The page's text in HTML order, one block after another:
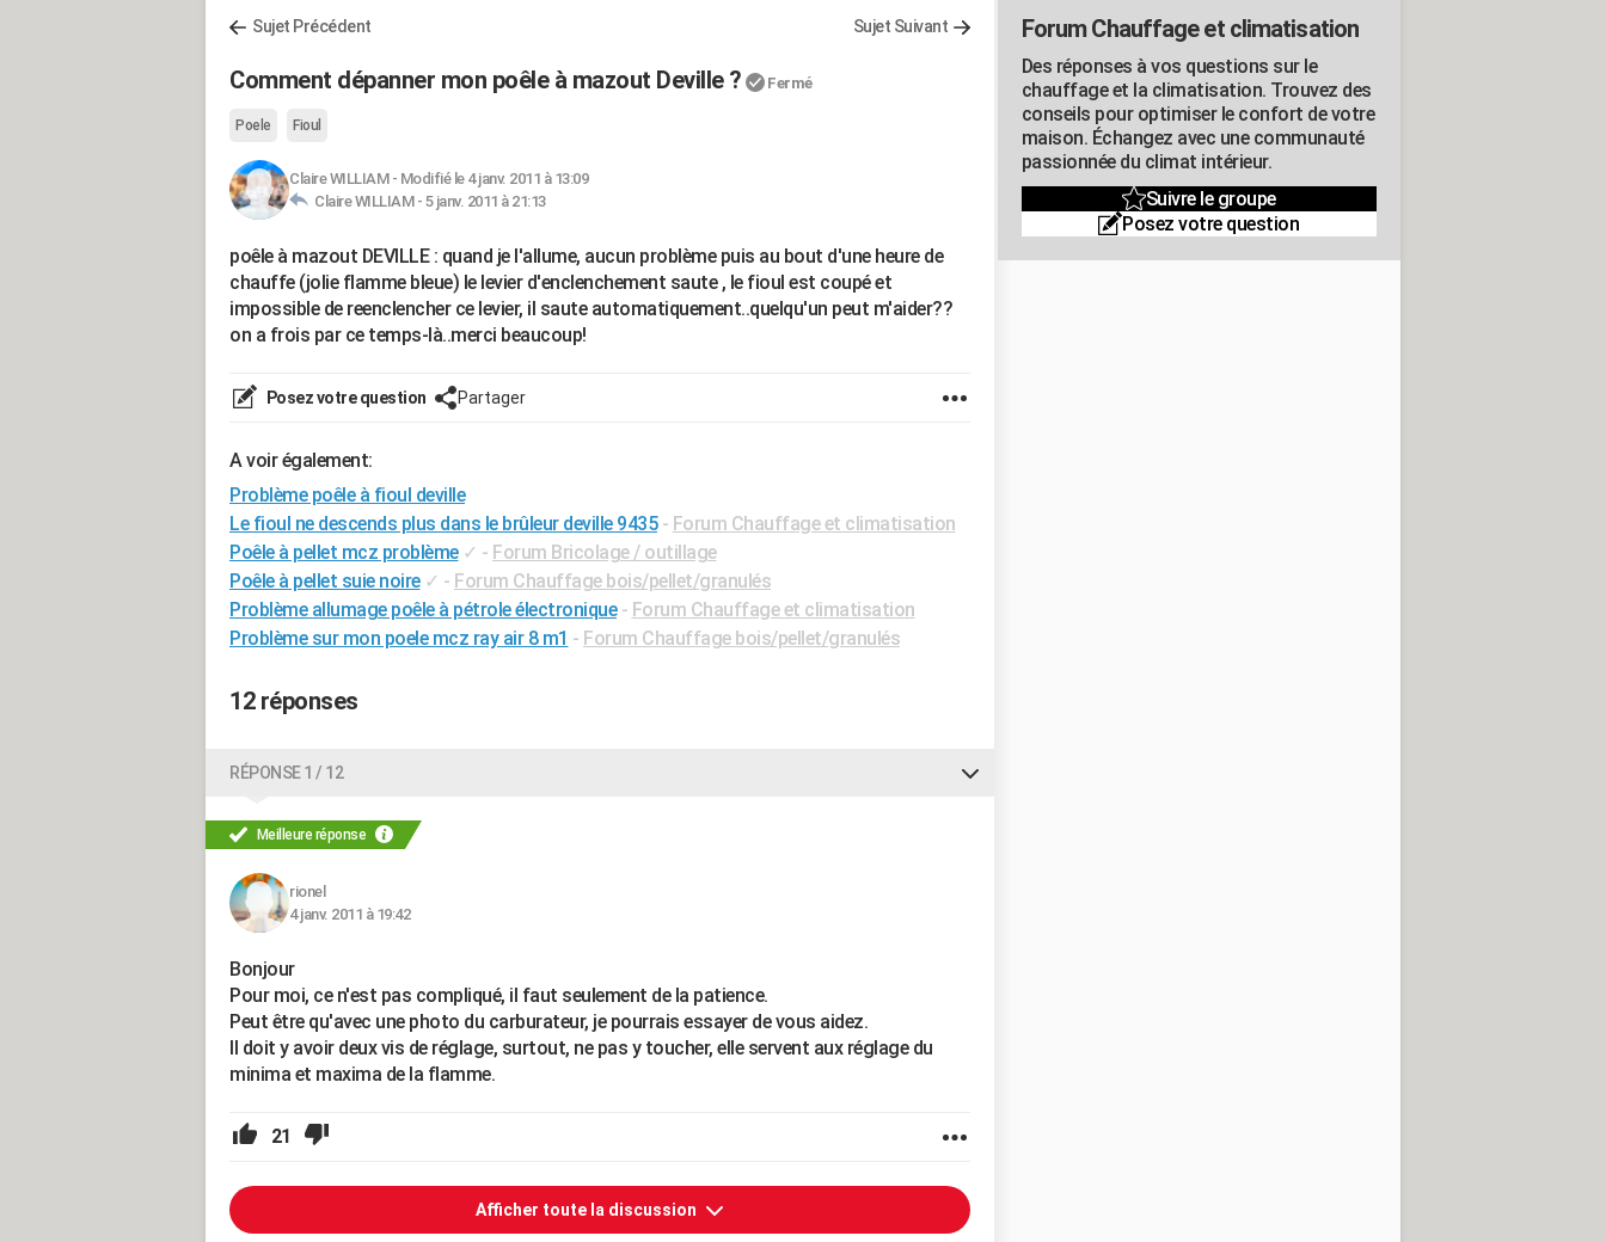
Sujet Précédent Sujet Suivant
Comment dépanner mon poêle à mazout Deville ? Fermé
Poele Fioul
Claire WILLIAM- Modifié le 4 janv. 2011 à 13:09
Claire WILLIAM - 5 janv. 2011 à 21:13
poêle à mazout DEVILLE : quand je l'allume, aucun problème puis au bout d'une heure de
chauffe (jolie flamme bleue) le levier d'enclenchement saute , le fioul est coupé et
impossible de reenclencher ce levier, il saute automatiquement..quelqu'un peut m'aider??
on a frois par ce temps-là..merci beaucoup!
Posez votre question Partager
A voir également:
Problème poêle à fioul deville
Le fioul ne descends plus dans le brûleur deville 9435 - Forum Chauffage et climatisation
Poêle à pellet mcz problème ✓ - Forum Bricolage / outillage
Poêle à pellet suie noire ✓ - Forum Chauffage bois/pellet/granulés
Problème allumage poêle à pétrole électronique - Forum Chauffage et climatisation
Problème sur mon poele mcz ray air 8 m1 - Forum Chauffage bois/pellet/granulés
12 réponses
RÉPONSE 1 / 12
Meilleure réponse
rionel
4 janv. 2011 à 19:42
Bonjour
Pour moi, ce n'est pas compliqué, il faut seulement de la patience.
Peut être qu'avec une photo du carburateur, je pourrais essayer de vous aidez.
Il doit y avoir deux vis de réglage, surtout, ne pas y toucher, elle servent aux réglage du
minima et maxima de la flamme.
21
Afficher toute la discussion
Forum Chauffage et climatisation
Des réponses à vos questions sur le
chauffage et la climatisation. Trouvez des
conseils pour optimiser le confort de votre
maison. Échangez avec une communauté
passionnée du climat intérieur.
Suivre le groupe
Posez votre question